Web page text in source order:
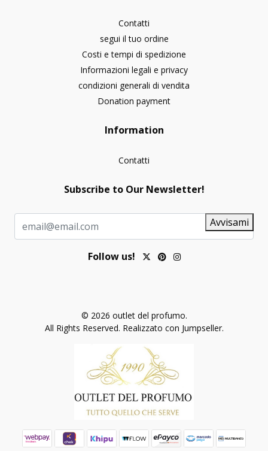
Contatti
segui il tuo ordine
Costi e tempi di spedizione
Informazioni legali e privacy
condizioni generali di vendita
Donation payment
Information
Contatti
Subscribe to Our Newsletter!
Avvisami
Follow us!
© 2026 outlet del profumo.
All Rights Reserved. Realizzato con Jumpseller.